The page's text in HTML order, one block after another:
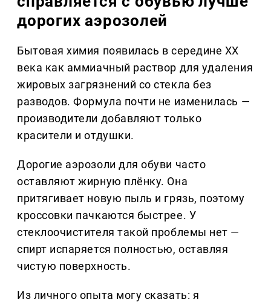
дорогих аэрозолей
Бытовая химия появилась в середине XX
века как аммиачный раствор для удаления
жировых загрязнений со стекла без
разводов. Формула почти не изменилась —
производители добавляют только
красители и отдушки.
Дорогие аэрозоли для обуви часто
оставляют жирную плёнку. Она
притягивает новую пыль и грязь, поэтому
кроссовки пачкаются быстрее. У
стеклоочистителя такой проблемы нет —
спирт испаряется полностью, оставляя
чистую поверхность.
Из личного опыта могу сказать: я